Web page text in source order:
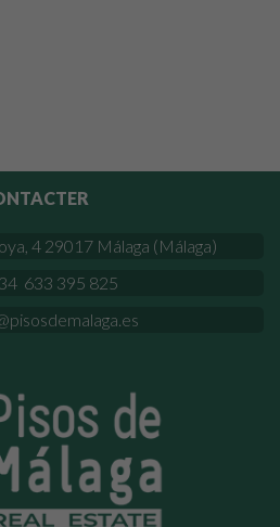
4 29017 Málaga (Málaga)
633 395 825